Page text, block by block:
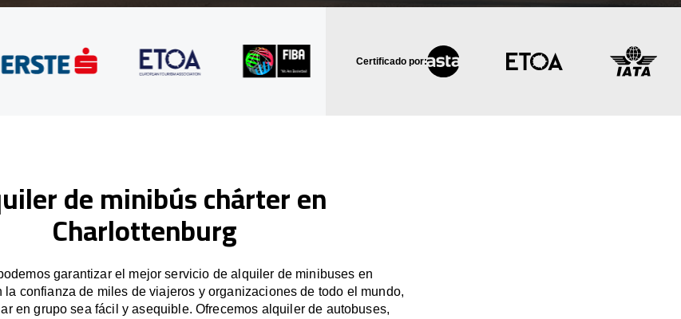
Certificado por:
de minibús chárter en
Charlottenburg
garantizar el mejor servicio de alquiler de minibuses en
la confianza de miles de viajeros y organizaciones de todo el mundo,
en grupo sea fácil y asequible. Ofrecemos alquiler de autobuses,